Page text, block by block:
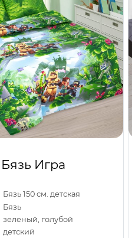
Бязь Игра
Бязь 150 см. детская
Бязь
зеленый, голубой
детский